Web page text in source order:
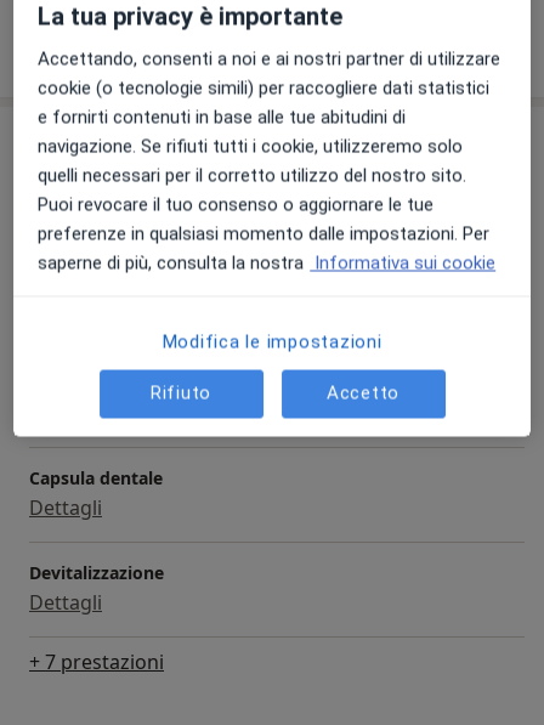
Mostra dettaglisull'esperienza
Prestazioni e prezzi
Prima Visita
Dettagli Prenota una visita
Ablazione del tartaro
Dettagli
Capsula dentale
Dettagli
Devitalizzazione
Dettagli
+ 7 prestazioni
La tua privacy è importante
Accettando, consenti a noi e ai nostri partner di utilizzare
cookie (o tecnologie simili) per raccogliere dati statistici
e fornirti contenuti in base alle tue abitudini di
navigazione. Se rifiuti tutti i cookie, utilizzeremo solo
quelli necessari per il corretto utilizzo del nostro sito.
Puoi revocare il tuo consenso o aggiornare le tue
preferenze in qualsiasi momento dalle impostazioni. Per
saperne di più, consulta la nostra Informativa sui cookie
Modifica le impostazioni
Rifiuto Accetto